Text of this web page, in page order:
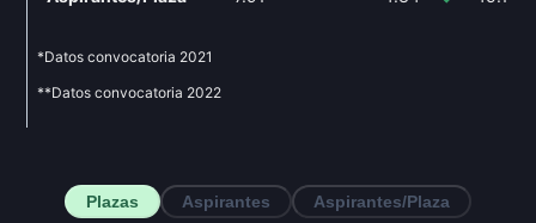
*Datos convocatoria 2021
**Datos convocatoria 2022
Plazas Aspirantes Aspirantes/Plaza